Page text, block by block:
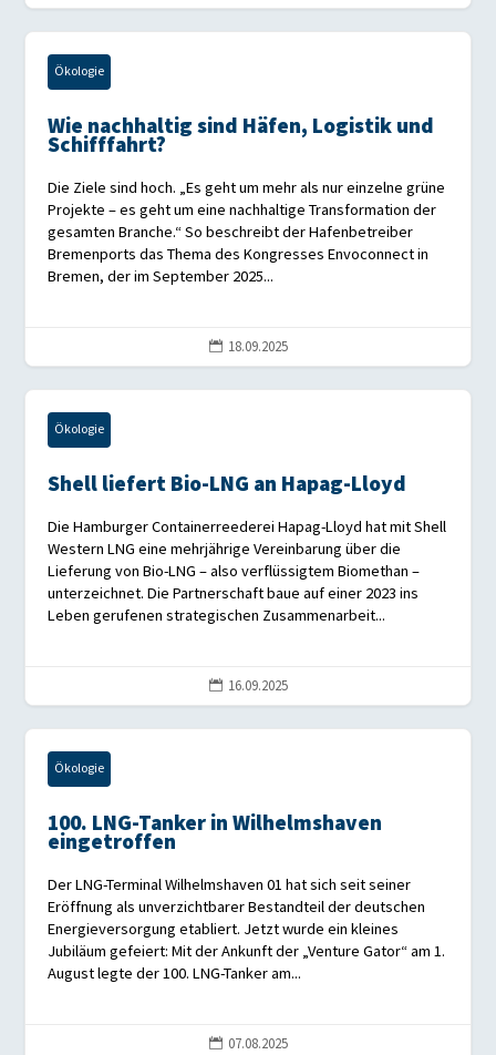
Ökologie
Wie nachhaltig sind Häfen, Logistik und
Schifffahrt?
Die Ziele sind hoch. „Es geht um mehr als nur einzelne grüne
Projekte – es geht um eine nachhaltige Transformation der
gesamten Branche.“ So beschreibt der Hafenbetreiber
Bremenports das Thema des Kongresses Envoconnect in
Bremen, der im September 2025...
 18.09.2025
Ökologie
Shell liefert Bio-LNG an Hapag-Lloyd
Die Hamburger Containerreederei Hapag-Lloyd hat mit Shell
Western LNG eine mehrjährige Vereinbarung über die
Lieferung von Bio-LNG – also verflüssigtem Biomethan –
unterzeichnet. Die Partnerschaft baue auf einer 2023 ins
Leben gerufenen strategischen Zusammenarbeit...
 16.09.2025
Ökologie
100. LNG-Tanker in Wilhelmshaven
eingetroffen
Der LNG-Terminal Wilhelmshaven 01 hat sich seit seiner
Eröffnung als unverzichtbarer Bestandteil der deutschen
Energieversorgung etabliert. Jetzt wurde ein kleines
Jubiläum gefeiert: Mit der Ankunft der „Venture Gator“ am 1.
August legte der 100. LNG-Tanker am...
 07.08.2025